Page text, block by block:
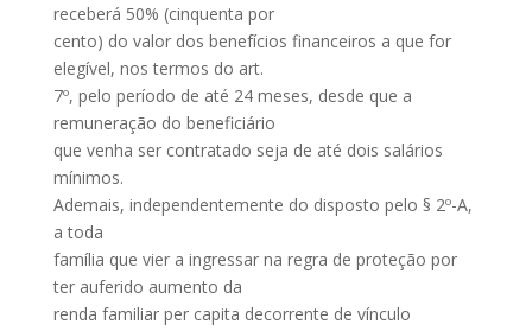
receberá 50% (cinquenta por
cento) do valor dos benefícios financeiros a que for
elegível, nos termos do art.
7º, pelo período de até 24 meses, desde que a
remuneração do beneficiário
que venha ser contratado seja de até dois salários
mínimos.
Ademais, independentemente do disposto pelo § 2º-A,
a toda
família que vier a ingressar na regra de proteção por
ter auferido aumento da
renda familiar per capita decorrente de vínculo